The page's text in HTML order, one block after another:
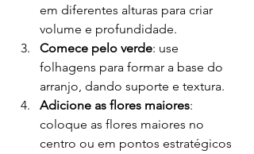
em diferentes alturas para criar
volume e profundidade.
Comece pelo verde: use
folhagens para formar a base do
arranjo, dando suporte e textura.
Adicione as flores maiores:
coloque as flores maiores no
centro ou em pontos estratégicos